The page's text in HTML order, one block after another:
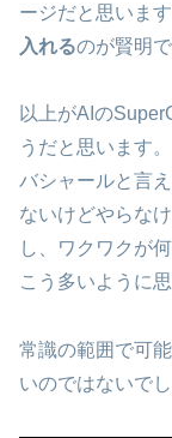
ージだと思いま
入れるのが賢明で
以上がAIの
うだと思います。
バシャールと言
ないけどやらな
し、ワクワクが
こう多いように思
常識の範囲で可
いのではないでし